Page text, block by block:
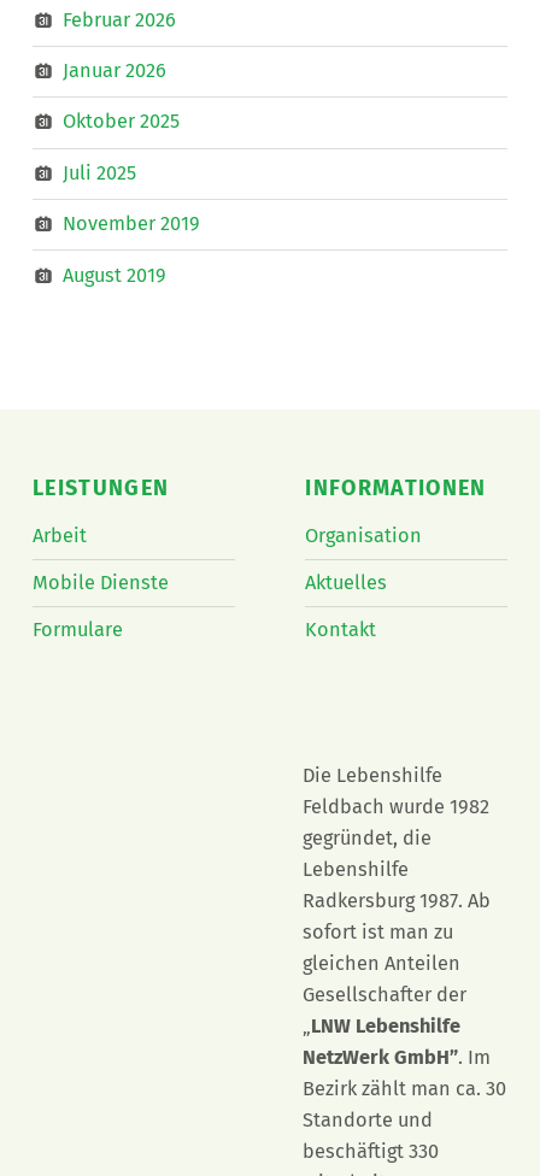
Februar 2026
Januar 2026
Oktober 2025
Juli 2025
November 2019
August 2019
LEISTUNGEN
Arbeit
Mobile Dienste
Formulare
INFORMATIONEN
Organisation
Aktuelles
Kontakt
Die Lebenshilfe
Feldbach wurde 1982
gegründet, die
Lebenshilfe
Radkersburg 1987. Ab
sofort ist man zu
gleichen Anteilen
Gesellschafter der
„LNW Lebenshilfe
NetzWerk GmbH”. Im
Bezirk zählt man ca. 30
Standorte und
beschäftigt 330